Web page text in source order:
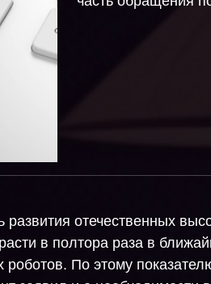
отечественных
в полтора раза в
По этому